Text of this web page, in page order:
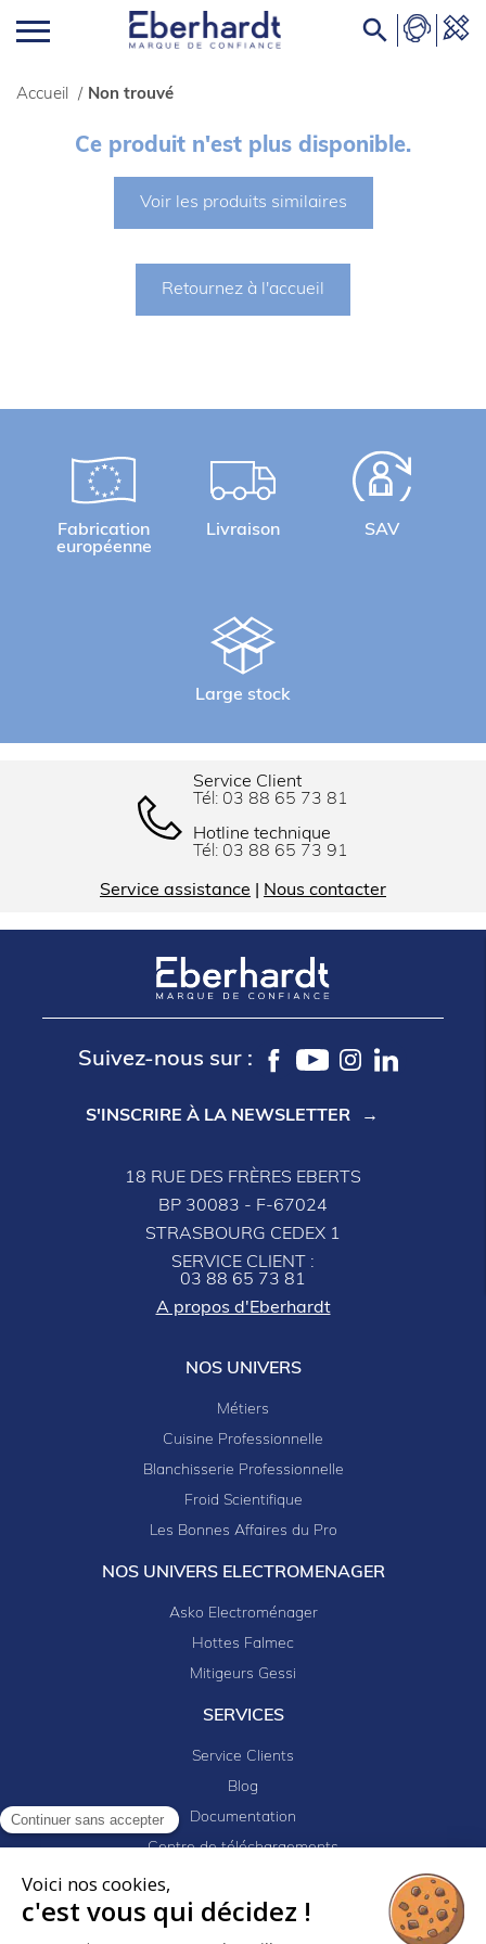
Continuer sans accepter
Voici nos cookies,
c'est vous qui décidez !

Accueil / Non trouvé
Ce produit n'est plus disponible.
Voir les produits similaires
Retournez à l'accueil
Fabrication
européenne
Livraison SAV
Large stock
Service Client
Tél: 03 88 65 73 81
Hotline technique
Tél: 03 88 65 73 91
Service assistance Nous contacter
Suivez-nous sur :
S'INSCRIRE À LA NEWSLETTER
18 RUE DES FRÈRES EBERTS
BP 30083 - F-67024
STRASBOURG CEDEX 1
SERVICE CLIENT :
03 88 65 73 81
A propos d'Eberhardt
NOS UNIVERS
Métiers
Cuisine Professionnelle
Blanchisserie Professionnelle
Froid Scientifique
Les Bonnes Affaires du Pro
NOS UNIVERS ELECTROMENAGER
Asko Electroménager
Hottes Falmec
Mitigeurs Gessi
SERVICES
Service Clients
Blog
Documentation
Centre de téléchargements
Newsletter
Logiciel EJ32